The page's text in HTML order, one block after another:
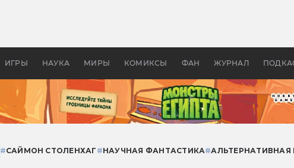
ИГРЫ НАУКА МИРЫ КОМИКСЫ ФАН ЖУРНАЛ
апокалипсис, в России —
бы «Властелина
#САЙМОН СТОЛЕНХАГ #НАУЧНАЯ ФАНТАСТИКА#АЛЬТЕРНАТИВНАЯ